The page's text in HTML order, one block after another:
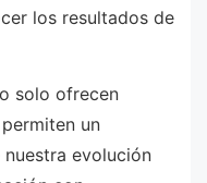
los resultados de
solo ofrecen
un
evolución